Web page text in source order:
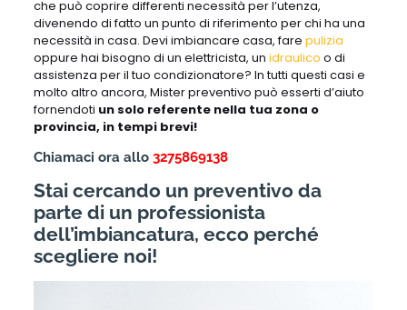
che può coprire differenti necessità per l’utenza,
divenendo di fatto un punto di riferimento per chi ha una
necessità in casa. Devi imbiancare casa, fare pulizia
oppure hai bisogno di un elettricista, un idraulico o di
assistenza per il tuo condizionatore? In tutti questi casi e
molto altro ancora, Mister preventivo può esserti d’aiuto
fornendoti un solo referente nella tua zona o
provincia, in tempi brevi!
Chiamaci ora allo 3275869138
Stai cercando un preventivo da
parte di un professionista
dell’imbiancatura, ecco perché
scegliere noi!